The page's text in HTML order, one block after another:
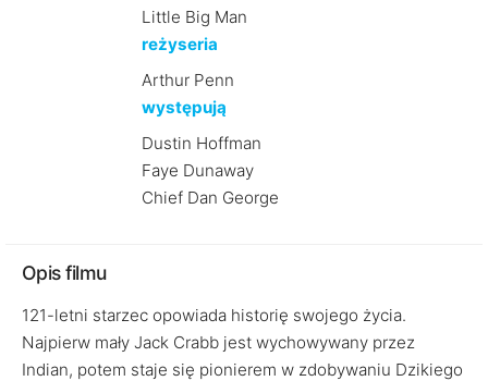
Little Big Man
reżyseria
Arthur Penn
występują
Dustin Hoffman
Faye Dunaway
Chief Dan George
Opis filmu
121-letni starzec opowiada historię swojego życia.
Najpierw mały Jack Crabb jest wychowywany przez
Indian, potem staje się pionierem w zdobywaniu Dzikiego